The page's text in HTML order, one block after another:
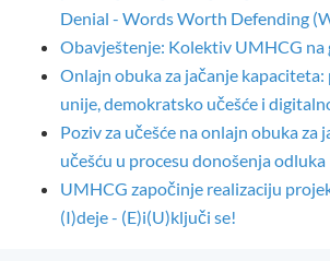
Denial - Words Worth Defending
Obavještenje: Kolektiv UMHCG na
Onlajn obuka za jačanje
unije, demokratsko učešće i
Poziv za učešće na onlajn obuka za
učešću u procesu donošenja odluka
UMHCG započinje realizaciju
(I)deje - (E)i(U)ključi se!